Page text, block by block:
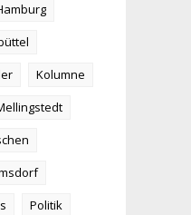
Kolumne
Politik